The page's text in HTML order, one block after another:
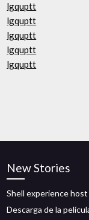
lgquptt
lgquptt
lgquptt
lgquptt
lgquptt
New Stories
Shell experience
Descarga de la